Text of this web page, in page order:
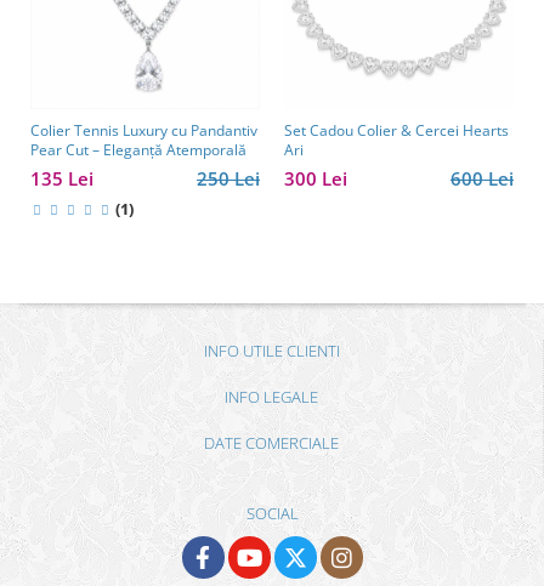
Colier Tennis Luxury cu Pandantiv
Pear Cut – Eleganță Atemporală
250 Lei
135 Lei
(1)
Set Cadou Colier & Cercei Hearts
Ari
600 Lei
300 Lei
INFO UTILE CLIENTI
INFO LEGALE
DATE COMERCIALE
SOCIAL